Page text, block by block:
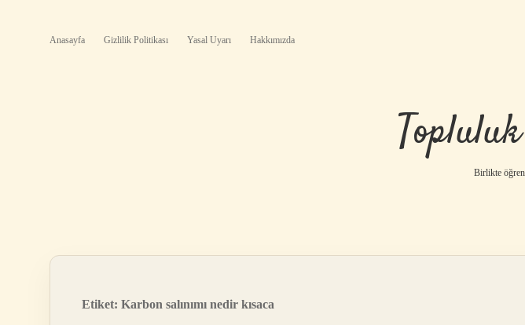
Anasayfa Gizlilik Politikası Yasal Uyarı Hakkımızda
Birlikte
Etiket: Karbon salınımı nedir kısaca